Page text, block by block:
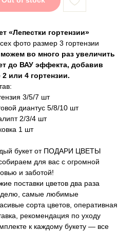
«Лепестки гортензии»
фото размер 3 гортензии
во много раз увеличить
до ВАУ эффекта, добавив
или 4 гортензии.
3/5/7 шт
диантус 5/8/10 шт
2/3/4 шт
1 шт
букет от ПОДАРИ ЦВЕТЫ
для вас с огромной
и заботой!
поставки цветов два раза
самые любимые
сорта цветов, оперативная
рекомендация по уходу
к каждому букету — все